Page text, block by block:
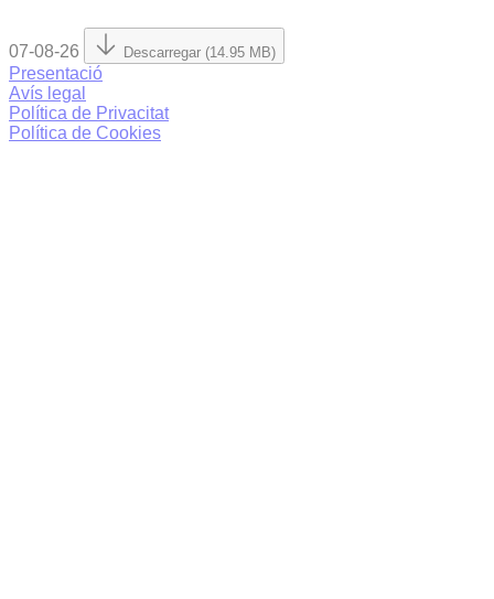
07-08-26 Descarregar (14.95 MB)
Presentació
Avís legal
Política de Privacitat
Política de Cookies